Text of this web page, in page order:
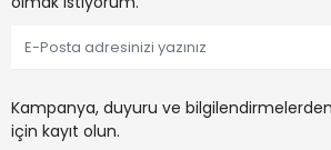
Kampanya, duyuru ve
için kayıt olun.